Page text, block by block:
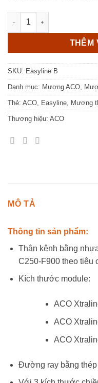
Mương Thoát Nước ACO
THÊM
SKU: Easyline B
Danh mục: Mương ACO,
Thẻ: ACO, Easyline, Mương
Thương hiệu: ACO
MÔ TẢ
Thông tin sản phẩm:
Thân kênh bằng
C250-F900 theo tiêu
Kích thước module:
ACO
ACO
ACO
Đường ray bằng thép